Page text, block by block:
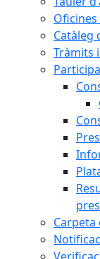
Catàleg
Tràmits
Carpeta